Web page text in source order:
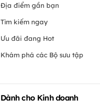
Địa điểm gần bạn
Tìm kiếm ngay
Ưu đãi đang Hot
Khám phá các Bộ sưu tập
Dành cho Kinh doanh